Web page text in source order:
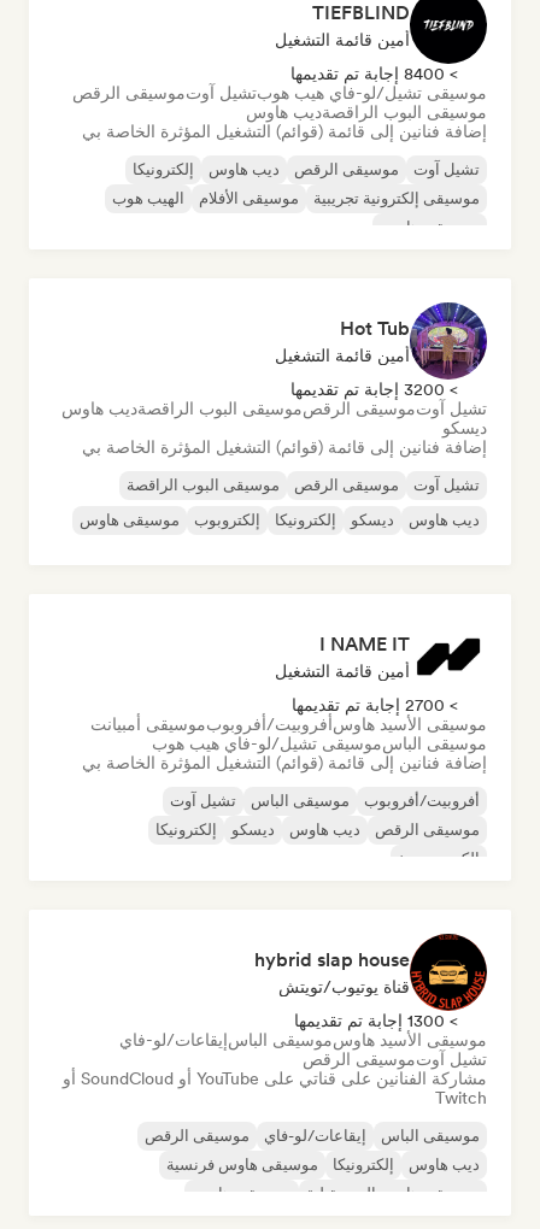
TIEFBLIND
أمين قائمة التشغيل
> 8400 إجابة تم تقديمها
موسيقى تشيل/لو-فاي هيب هوبتشيل آوتموسيقى الرقص
موسيقى البوب الراقصةديب هاوس
إضافة فنانين إلى قائمة (قوائم) التشغيل المؤثرة الخاصة بي
تشيل آوت موسيقى الرقص ديب هاوس
إلكترونيكا
موسيقى إلكترونية تجريبية
موسيقى الأفلام
الهيب هوب
موسيقى هاوس
Hot Tub
أمين قائمة التشغيل
> 3200 إجابة تم تقديمها
تشيل آوتموسيقى الرقصموسيقى البوب الراقصةديب هاوس
ديسكو
إضافة فنانين إلى قائمة (قوائم) التشغيل المؤثرة الخاصة بي
تشيل آوت موسيقى الرقص
موسيقى البوب الراقصة
ديب هاوس
ديسكو إلكترونيكا إلكتروبوب موسيقى هاوس
I NAME IT
أمين قائمة التشغيل
> 2700 إجابة تم تقديمها
موسيقى الأسيد هاوسأفروبيت/أفروبوبموسيقى أمبيانت
موسيقى الباسموسيقى تشيل/لو-فاي هيب هوب
إضافة فنانين إلى قائمة (قوائم) التشغيل المؤثرة الخاصة بي
أفروبيت/أفروبوب موسيقى الباس
تشيل آوت
موسيقى الرقص
ديب هاوس ديسكو
إلكترونيكا
إلكترو سوينغ
hybrid slap house
قناة يوتيوب/تويتش
> 1300 إجابة تم تقديمها
موسيقى الأسيد هاوسموسيقى الباسإيقاعات/لو-فاي
تشيل آوتموسيقى الرقص
مشاركة الفنانين على قناتي على YouTube أو SoundCloud أو
Twitch
موسيقى الباس إيقاعات/لو-فاي
موسيقى الرقص
ديب هاوس
إلكترونيكا
موسيقى هاوس فرنسية
موسيقى هاوس المستقبلية
موسيقى هاوس